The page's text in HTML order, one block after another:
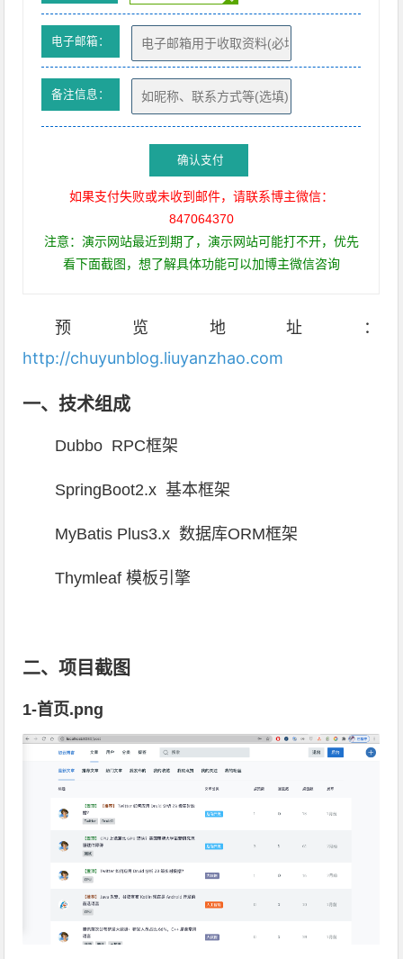
电子邮箱：
备注信息：
确认支付
如果支付失败或未收到邮件，请联系博主微信：
847064370
注意：演示网站最近到期了，演示网站可能打不开，优先
看下面截图，想了解具体功能可以加博主微信咨询
预览地址：
http://chuyunblog.liuyanzhao.com
一、技术组成
Dubbo RPC框架
SpringBoot2.x 基本框架
MyBatis Plus3.x 数据库ORM框架
Thymleaf 模板引擎
二、项目截图
1-首页.png